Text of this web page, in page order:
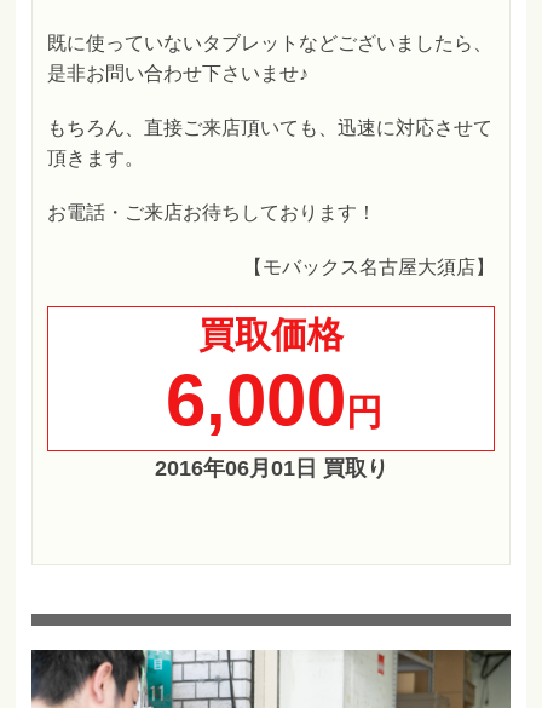
既に使っていないタブレットなどございましたら、
是非お問い合わせ下さいませ♪
もちろん、直接ご来店頂いても、迅速に対応させて
頂きます。
お電話・ご来店お待ちしております！
【モバックス名古屋大須店】
買取価格
6,000 円
2016年06月01日 買取り